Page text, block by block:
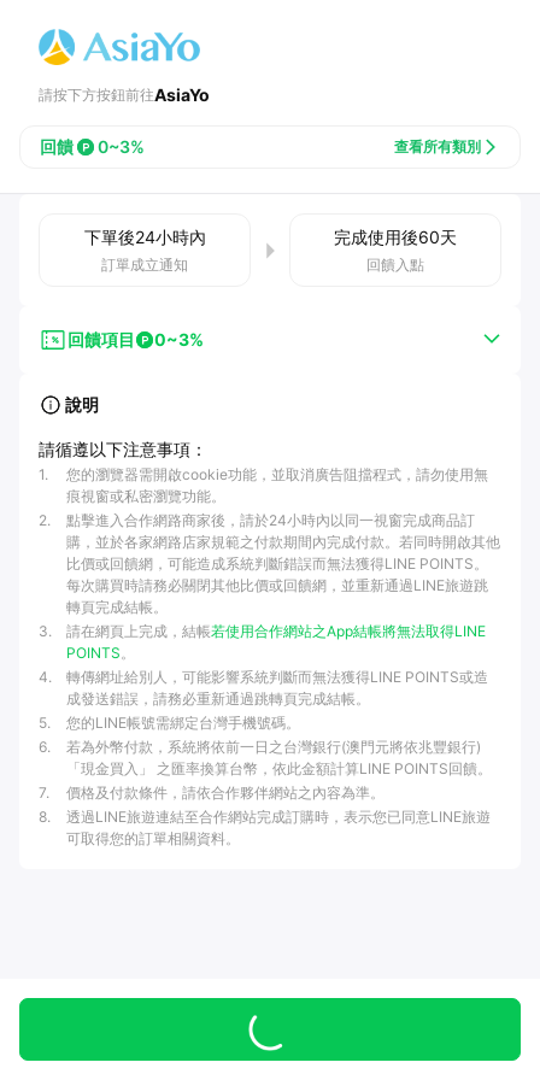
請按下方按鈕前往AsiaYo
回饋 0~3% 查看所有類別
下單後24小時內
訂單成立通知
完成使用後60天
回饋入點
回饋項目 0~3%
說明
請循遵以下注意事項：
1.
您的瀏覽器需開啟cookie功能，並取消廣告阻擋程式，請勿使用無
痕視窗或私密瀏覽功能。
2.
點擊進入合作網路商家後，請於24小時內以同一視窗完成商品訂
購，並於各家網路店家規範之付款期間內完成付款。若同時開啟其他
比價或回饋網，可能造成系統判斷錯誤而無法獲得LINE POINTS。
每次購買時請務必關閉其他比價或回饋網，並重新通過LINE旅遊跳
轉頁完成結帳。
3. 請在網頁上完成，結帳若使用合作網站之App結帳將無法取得LINE
POINTS。
4.
轉傳網址給別人，可能影響系統判斷而無法獲得LINE POINTS或造
成發送錯誤，請務必重新通過跳轉頁完成結帳。
5.
您的LINE帳號需綁定台灣手機號碼。
6.
若為外幣付款，系統將依前一日之台灣銀行(澳門元將依兆豐銀行)
「現金買入」 之匯率換算台幣，依此金額計算LINE POINTS回饋。
7.
價格及付款條件，請依合作夥伴網站之內容為準。
8.
透過LINE旅遊連結至合作網站完成訂購時，表示您已同意LINE旅遊
可取得您的訂單相關資料。